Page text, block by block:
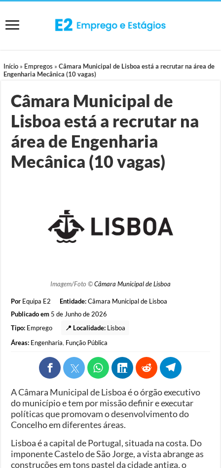
Início » Empregos »Câmara Municipal de Lisboa está a recrutar na área de
Engenharia Mecânica (10 vagas)
Câmara Municipal de
Lisboa está a recrutar na
área de Engenharia
Mecânica (10 vagas)
Imagem/Foto ©Câmara Municipal de Lisboa
Por Equipa E2 Entidade:Câmara Municipal de Lisboa
Publicado em 5 de Junho de 2026
Tipo: Emprego 📍 Localidade: Lisboa
Áreas: Engenharia, Função Pública
A Câmara Municipal de Lisboa é o órgão executivo
do município e tem por missão definir e executar
políticas que promovam o desenvolvimento do
Concelho em diferentes áreas.
Lisboa é a capital de Portugal, situada na costa. Do
imponente Castelo de São Jorge, a vista abrange as
construções em tons pastel da cidade antiga, o